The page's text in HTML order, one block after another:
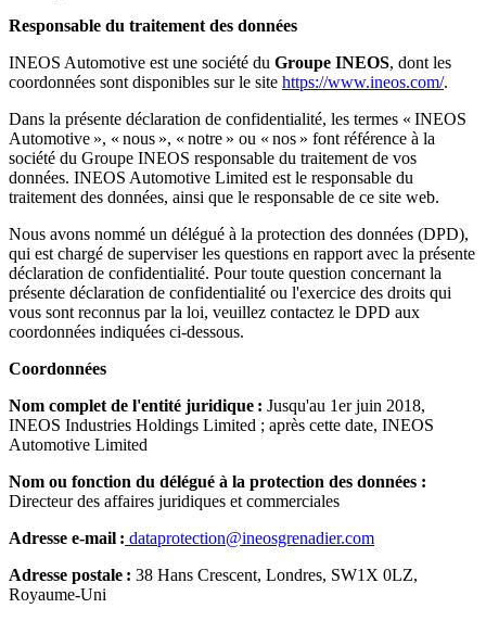
Responsable du traitement des données
INEOS Automotive est une société du Groupe INEOS, dont les
coordonnées sont disponibles sur le site https://www.ineos.com/.
Dans la présente déclaration de confidentialité, les termes « INEOS
Automotive », « nous », « notre » ou « nos » font référence à la
société du Groupe INEOS responsable du traitement de vos
données. INEOS Automotive Limited est le responsable du
traitement des données, ainsi que le responsable de ce site web.
Nous avons nommé un délégué à la protection des données (DPD),
qui est chargé de superviser les questions en rapport avec la présente
déclaration de confidentialité. Pour toute question concernant la
présente déclaration de confidentialité ou l'exercice des droits qui
vous sont reconnus par la loi, veuillez contactez le DPD aux
coordonnées indiquées ci-dessous.
Coordonnées
Nom complet de l'entité juridique : Jusqu'au 1er juin 2018,
INEOS Industries Holdings Limited ; après cette date, INEOS
Automotive Limited
Nom ou fonction du délégué à la protection des données :
Directeur des affaires juridiques et commerciales
Adresse e-mail : dataprotection@ineosgrenadier.com
Adresse postale : 38 Hans Crescent, Londres, SW1X 0LZ,
Royaume-Uni